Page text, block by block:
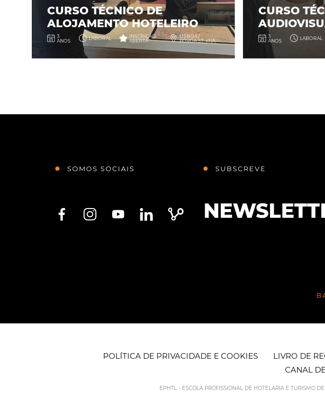
CURSO TÉCNICO DE
ALOJAMENTO HOTELEIRO
3
ANOS
LABORAL
INSCRIÇÃO
ABERTA
LISBOA /
PÓVOA ST. IRIA
CURSO
3
ANOS
LABORAL
SOMOS SOCIAIS SUBSCREVE
POLÍTICA DE PRIVACIDADE E COOKIES LIVRO DE
CANAL
EPHTL - ESCOLA PROFISSIONAL DE HOTELARIA E TURISMO